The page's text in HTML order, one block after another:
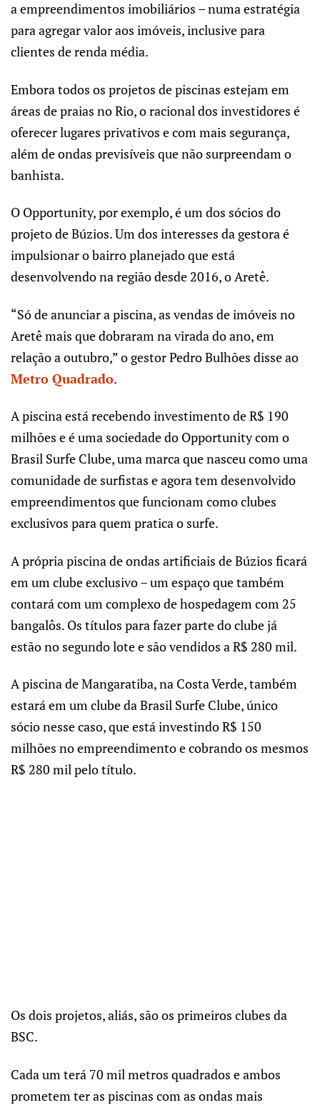
a empreendimentos imobiliários – numa estratégia
para agregar valor aos imóveis, inclusive para
clientes de renda média.
Embora todos os projetos de piscinas estejam em
áreas de praias no Rio, o racional dos investidores é
oferecer lugares privativos e com mais segurança,
além de ondas previsíveis que não surpreendam o
banhista.
O Opportunity, por exemplo, é um dos sócios do
projeto de Búzios. Um dos interesses da gestora é
impulsionar o bairro planejado que está
desenvolvendo na região desde 2016, o Aretê.
“Só de anunciar a piscina, as vendas de imóveis no
Aretê mais que dobraram na virada do ano, em
relação a outubro,” o gestor Pedro Bulhões disse ao
Metro Quadrado.
A piscina está recebendo investimento de R$ 190
milhões e é uma sociedade do Opportunity com o
Brasil Surfe Clube, uma marca que nasceu como uma
comunidade de surfistas e agora tem desenvolvido
empreendimentos que funcionam como clubes
exclusivos para quem pratica o surfe.
A própria piscina de ondas artificiais de Búzios ficará
em um clube exclusivo – um espaço que também
contará com um complexo de hospedagem com 25
bangalôs. Os títulos para fazer parte do clube já
estão no segundo lote e são vendidos a R$ 280 mil.
A piscina de Mangaratiba, na Costa Verde, também
estará em um clube da Brasil Surfe Clube, único
sócio nesse caso, que está investindo R$ 150
milhões no empreendimento e cobrando os mesmos
R$ 280 mil pelo título.
Os dois projetos, aliás, são os primeiros clubes da
BSC.
Cada um terá 70 mil metros quadrados e ambos
prometem ter as piscinas com as ondas mais